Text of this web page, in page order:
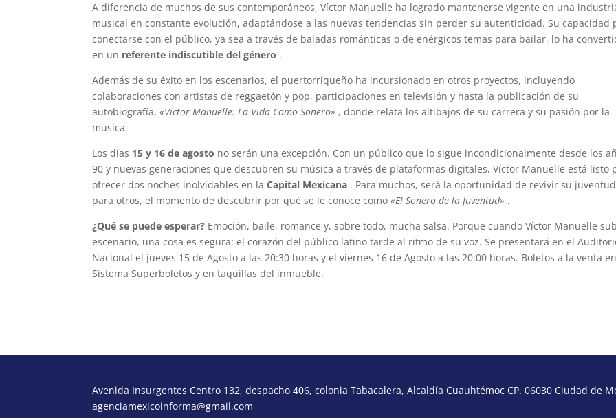
A diferencia de muchos de sus contemporáneos, Víctor Manuelle ha logrado mantenerse vigente en una
musical en constante evolución, adaptándose a las nuevas tendencias sin perder su autenticidad. Su capacidad
conectarse con el público, ya sea a través de baladas románticas o de enérgicos temas para bailar, lo ha
en un referente indiscutible del género .
Además de su éxito en los escenarios, el puertorriqueño ha incursionado en otros proyectos, incluyendo
colaboraciones con artistas de reggaetón y pop, participaciones en televisión y hasta la publicación de su
autobiografía,«Victor Manuelle: La Vida Como Sonero» , donde relata los altibajos de su carrera y su pasión por la
música.
Los días 15 y 16 de agosto no serán una excepción. Con un público que lo sigue incondicionalmente desde los
90 y nuevas generaciones que descubren su música a través de plataformas digitales, Víctor Manuelle está listo
ofrecer dos noches inolvidables en laCapital Mexicana . Para muchos, será la oportunidad de revivir su
para otros, el momento de descubrir por qué se le conoce como«El Sonero de la Juventud» .
¿Qué se puede esperar? Emoción, baile, romance y, sobre todo, mucha salsa. Porque cuando Víctor Manuelle
escenario, una cosa es segura: el corazón del público latino tarde al ritmo de su voz. Se presentará en el
Nacional el jueves 15 de Agosto a las 20:30 horas y el viernes 16 de Agosto a las 20:00 horas. Boletos a la venta
Sistema Superboletos y en taquillas del inmueble.
Avenida Insurgentes Centro 132, despacho 406, colonia Tabacalera, Alcaldía Cuauhtémoc CP. 06030 Ciudad de
agenciamexicoinforma@gmail.com